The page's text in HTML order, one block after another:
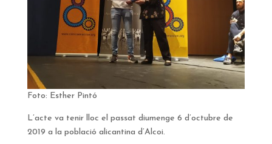
Foto: Esther Pintó
L’acte va tenir lloc el passat diumenge 6 d’octubre de
2019 a la població alicantina d’Alcoi.